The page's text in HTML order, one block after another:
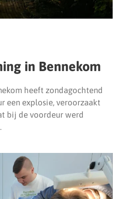
in Bennekom
heeft zondagochtend
een explosie, veroorzaakt
bij de voordeur werd